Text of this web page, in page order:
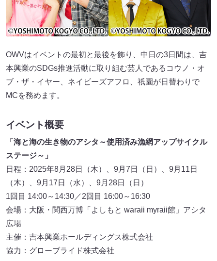
OWVはイベントの最初と最後を飾り、中日の3日間は、吉
本興業のSDGs推進活動に取り組む芸人であるコウノ・オ
ブ・ザ・イヤー、ネイビーズアフロ、祇園が日替わりで
MCを務めます。
イベント概要
「海と海の生き物のアシタ～使用済み漁網アップサイクル
ステージ～」
日程：2025年8月28日（木）、9月7日（日）、9月11日
（木）、9月17日（水）、9月28日（日）
1回目 14:00～14:30／2回目 16:00～16:30
会場：大阪・関西万博「よしもと waraii myraii館」アシタ
広場
主催：吉本興業ホールディングス株式会社
協力：グローブライド株式会社